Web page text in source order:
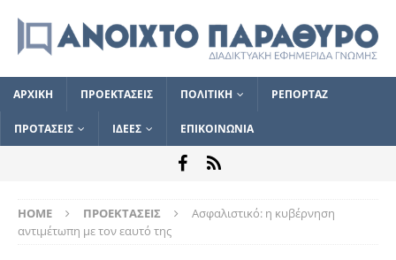
ΑΡΧΙΚΗ ΠΡΟΕΚΤΑΣΕΙΣ ΠΟΛΙΤΙΚΗ ΡΕΠΟΡΤΑΖ
ΠΡΟΤΑΣΕΙΣ ΙΔΕΕΣ ΕΠΙΚΟΙΝΩΝΙΑ
HOME ΠΡΟΕΚΤΑΣΕΙΣ
Ασφαλιστικό: η κυβέρνηση
αντιμέτωπη με τον εαυτό της